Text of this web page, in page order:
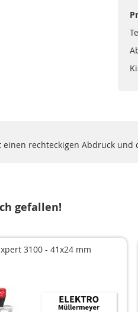
rechteckigen Abdruck
gefallen!
3100 - 41x24 mm